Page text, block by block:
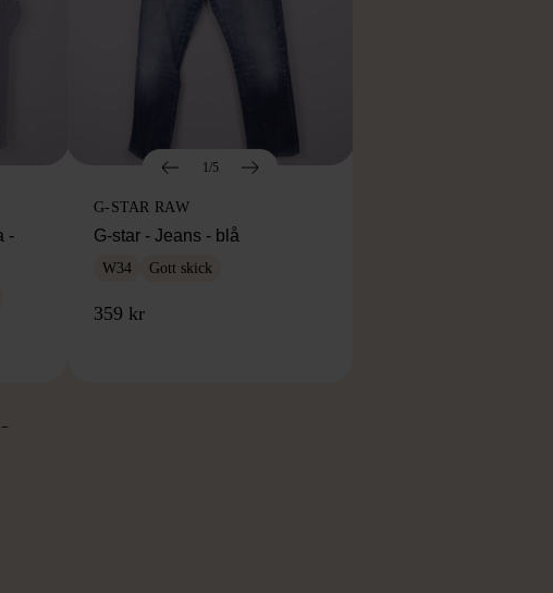
-
1/5
G-STAR RAW
G-star - Jeans - blå
W34 Gott skick
359 kr